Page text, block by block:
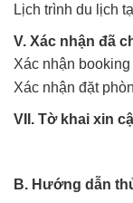
Lịch trình du lịch
V. Xác nhận đã
Xác nhận
Xác nhận đặt
VII. Tờ khai xin
B. Hướng dẫn